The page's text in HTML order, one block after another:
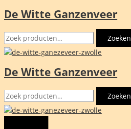
Ga
de
inhoud
De Witte Ganzenveer
Zoeken
naar:
Zoeken
De Witte Ganzenveer
Zoeken
naar:
Zoeken